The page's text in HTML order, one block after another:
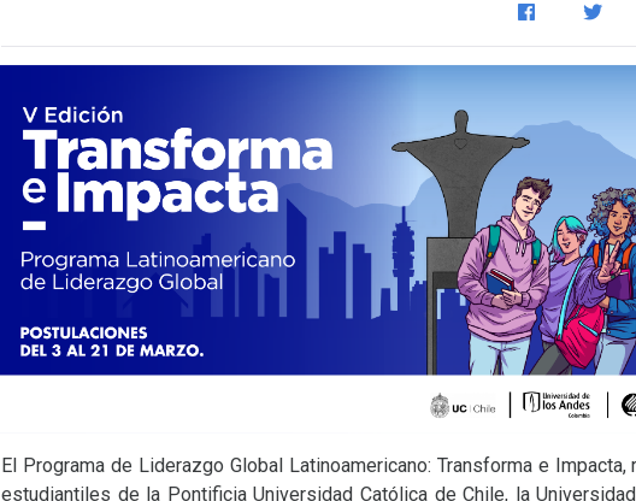
El Programa de Liderazgo Global Latinoamericano: Transforma e Impacta,
estudiantiles de la Pontificia Universidad Católica de Chile, la